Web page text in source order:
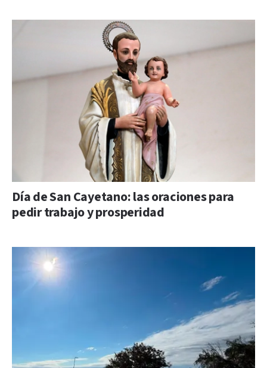
Día de San Cayetano: las oraciones para
pedir trabajo y prosperidad